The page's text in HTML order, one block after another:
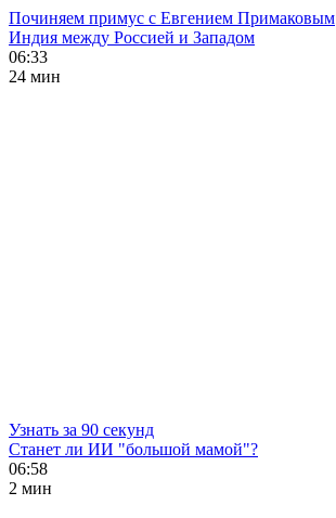
Починяем примус с Евгением Примаковым
Индия между Россией и Западом
06:33
24 мин
Узнать за 90 секунд
Станет ли ИИ "большой мамой"?
06:58
2 мин